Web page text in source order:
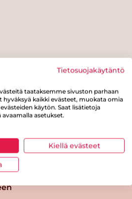
Tietosuojakäytäntö
taataksemme sivuston parhaan
kaikki evästeet, muokata omia
käytön. Saat lisätietoja
asetukset.
Kiellä evästeet